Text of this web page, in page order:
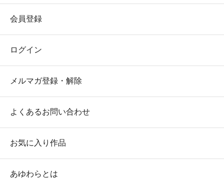
会員登録
ログイン
メルマガ登録・解除
よくあるお問い合わせ
お気に入り作品
あゆわらとは